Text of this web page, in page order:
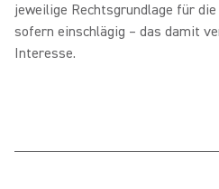
jeweilige Rechtsgrundlage für
sofern einschlägig – das damit
Interesse.